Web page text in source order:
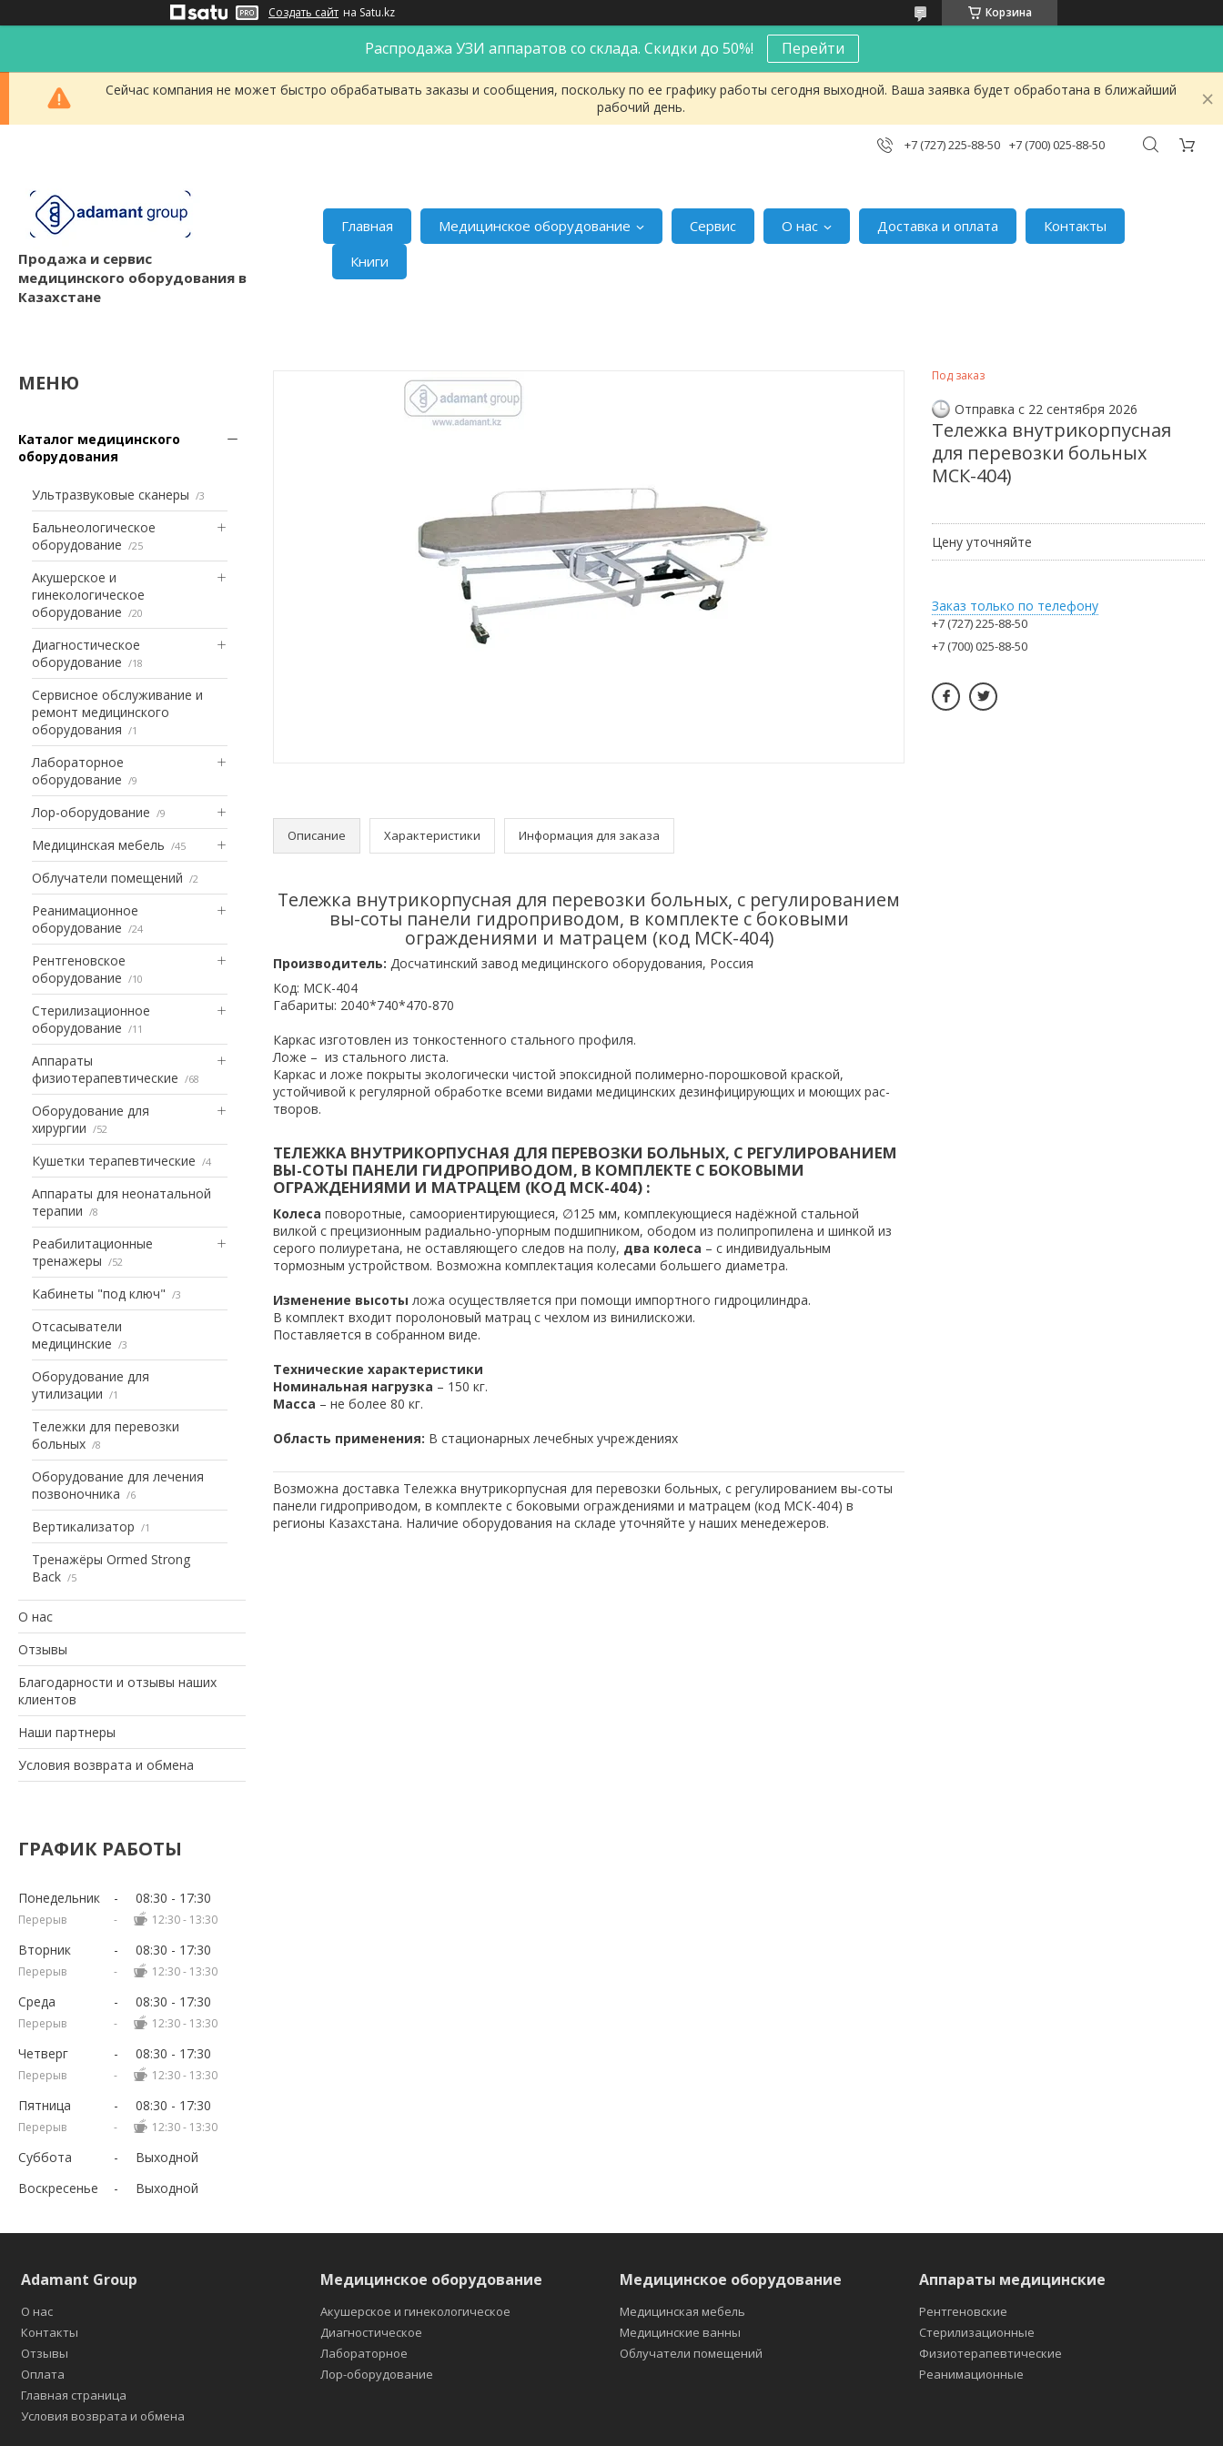
Создать сайт на Satu.kz Корзина
Распродажа УЗИ аппаратов со склада. Скидки до 50%! Перейти
Сейчас компания не может быстро обрабатывать заказы и сообщения, поскольку по ее графику работы сегодня выходной. Ваша заявка будет обработана в ближайший
рабочий день.
+7 (727) 225-88-50 +7 (700) 025-88-50
Продажа и сервис
медицинского оборудования в
Казахстане
Главная Медицинское оборудование Сервис О нас Доставка и оплата
Контакты
Книги
Каталог медицинского
оборудования
Ультразвуковые сканеры 3
Бальнеологическое
оборудование
25
Акушерское и
гинекологическое
оборудование
20
Диагностическое
оборудование
18
Сервисное обслуживание и
ремонт медицинского
оборудования
1
Лабораторное
оборудование
9
Лор-оборудование 9
Медицинская мебель 45
Облучатели помещений 2
Реанимационное
оборудование
24
Рентгеновское
оборудование
10
Стерилизационное
оборудование
11
Аппараты
физиотерапевтические
68
Оборудование для
хирургии
52
Кушетки терапевтические 4
Аппараты для неонатальной
терапии
8
Реабилитационные
тренажеры
52
Кабинеты "под ключ" 3
Отсасыватели
медицинские
3
Оборудование для
утилизации
1
Тележки для перевозки
больных
8
Оборудование для лечения
позвоночника
6
Вертикализатор 1
Тренажёры Ormed Strong
Back
5
О нас
Отзывы
Благодарности и отзывы наших
клиентов
Наши партнеры
Условия возврата и обмена
ГРАФИК РАБОТЫ
Понедельник 08:30 17:30
12:30 13:30
Вторник 08:30 17:30
12:30 13:30
Среда 08:30 17:30
12:30 13:30
Четверг 08:30 17:30
12:30 13:30
Пятница 08:30 17:30
12:30 13:30
Суббота
Выходной
Воскресенье
Выходной
Описание Характеристики Информация для заказа
Тележка внутрикорпусная для перевозки больных, с регулированием
вы-соты панели гидроприводом, в комплекте с боковыми
ограждениями и матрацем (код МСК-404)
Производитель: Досчатинский завод медицинского оборудования, Россия
Код: МСК-404
Габариты: 2040*740*470-870
Каркас изготовлен из тонкостенного стального профиля.
Ложе – из стального листа.
Каркас и ложе покрыты экологически чистой эпоксидной полимерно-порошковой краской,
устойчивой к регулярной обработке всеми видами медицинских дезинфицирующих и моющих рас-
творов.
ТЕЛЕЖКА ВНУТРИКОРПУСНАЯ ДЛЯ ПЕРЕВОЗКИ БОЛЬНЫХ, С РЕГУЛИРОВАНИЕМ
ВЫ-СОТЫ ПАНЕЛИ ГИДРОПРИВОДОМ, В КОМПЛЕКТЕ С БОКОВЫМИ
ОГРАЖДЕНИЯМИ И МАТРАЦЕМ (КОД МСК-404) :
Колеса поворотные, самоориентирующиеся, ∅125 мм, комплекующиеся надёжной стальной
вилкой с прецизионным радиально-упорным подшипником, ободом из полипропилена и шинкой из
серого полиуретана, не оставляющего следов на полу, два колеса – с индивидуальным
тормозным устройством. Возможна комплектация колесами большего диаметра.
Изменение высоты ложа осуществляется при помощи импортного гидроцилиндра.
В комплект входит поролоновый матрац с чехлом из винилискожи.
Поставляется в собранном виде.
Технические характеристики
Номинальная нагрузка – 150 кг.
Масса – не более 80 кг.
Область применения: В стационарных лечебных учреждениях
Возможна доставка Тележка внутрикорпусная для перевозки больных, с регулированием вы-соты
панели гидроприводом, в комплекте с боковыми ограждениями и матрацем (код МСК-404) в
регионы Казахстана. Наличие оборудования на складе уточняйте у наших менедежеров.
Под заказ
Отправка с 22 сентября 2026
Тележка внутрикорпусная
для перевозки больных
МСК-404)
Цену уточняйте
Заказ только по телефону
+7 (727) 225-88-50
+7 (700) 025-88-50
Adamant Group
О нас
Контакты
Отзывы
Оплата
Главная страница
Условия возврата и обмена
Медицинское оборудование
Акушерское и гинекологическое
Диагностическое
Лабораторное
Лор-оборудование
Медицинское оборудование
Медицинская мебель
Медицинские ванны
Облучатели помещений
Аппараты медицинские
Рентгеновские
Стерилизационные
Физиотерапевтические
Реанимационные